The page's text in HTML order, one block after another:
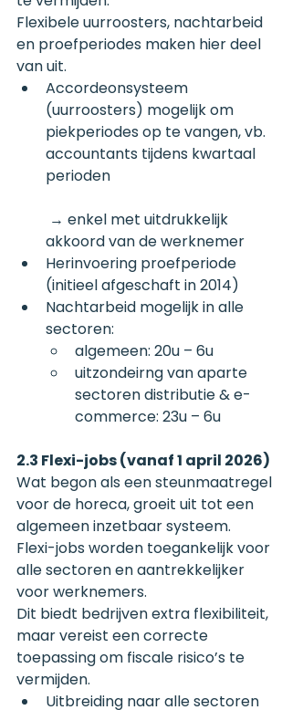
Flexibele uurroosters, nachtarbeid
en proefperiodes maken hier deel
van uit.
Accordeonsysteem
(uurroosters) mogelijk om
piekperiodes op te vangen, vb.
accountants tijdens kwartaal
perioden
akkoord van de werknemer
Herinvoering proefperiode
(initieel afgeschaft in 2014)
Nachtarbeid mogelijk in alle
sectoren:
algemeen: 20u – 6u
uitzondeirng van aparte
sectoren distributie & e-
commerce: 23u – 6u
2.3 Flexi-jobs (vanaf 1 april 2026)
Wat begon als een steunmaatregel
voor de horeca, groeit uit tot een
algemeen inzetbaar systeem.
Flexi-jobs worden toegankelijk voor
alle sectoren en aantrekkelijker
voor werknemers.
Dit biedt bedrijven extra flexibiliteit,
maar vereist een correcte
toepassing om fiscale risico’s te
vermijden.
Uitbreiding naar alle sectoren